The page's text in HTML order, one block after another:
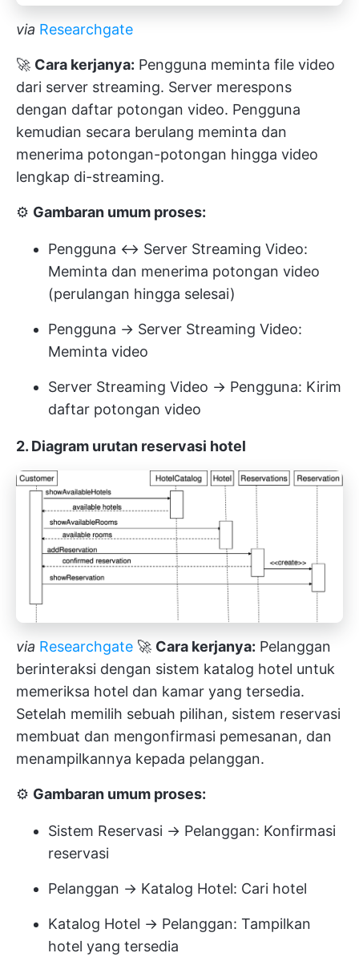
via Researchgate
🚀 Cara kerjanya: Pengguna meminta file video
dari server streaming. Server merespons
dengan daftar potongan video. Pengguna
kemudian secara berulang meminta dan
menerima potongan-potongan hingga video
lengkap di-streaming.
⚙️ Gambaran umum proses:
Pengguna ↔ Server Streaming Video:
Meminta dan menerima potongan video
(perulangan hingga selesai)
Pengguna → Server Streaming Video:
Meminta video
Server Streaming Video → Pengguna: Kirim
daftar potongan video
2. Diagram urutan reservasi hotel
via Researchgate 🚀 Cara kerjanya: Pelanggan
berinteraksi dengan sistem katalog hotel untuk
memeriksa hotel dan kamar yang tersedia.
Setelah memilih sebuah pilihan, sistem reservasi
membuat dan mengonfirmasi pemesanan, dan
menampilkannya kepada pelanggan.
⚙️ Gambaran umum proses:
Sistem Reservasi → Pelanggan: Konfirmasi
reservasi
Pelanggan → Katalog Hotel: Cari hotel
Katalog Hotel → Pelanggan: Tampilkan
hotel yang tersedia